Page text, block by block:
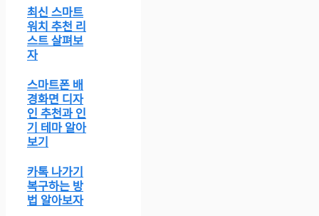
최신 스마트
워치 추천 리
스트 살펴보
자
스마트폰 배
경화면 디자
인 추천과 인
기 테마 알아
보기
카톡 나가기
복구하는 방
법 알아보자